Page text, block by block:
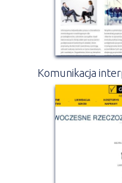
Komunikacja